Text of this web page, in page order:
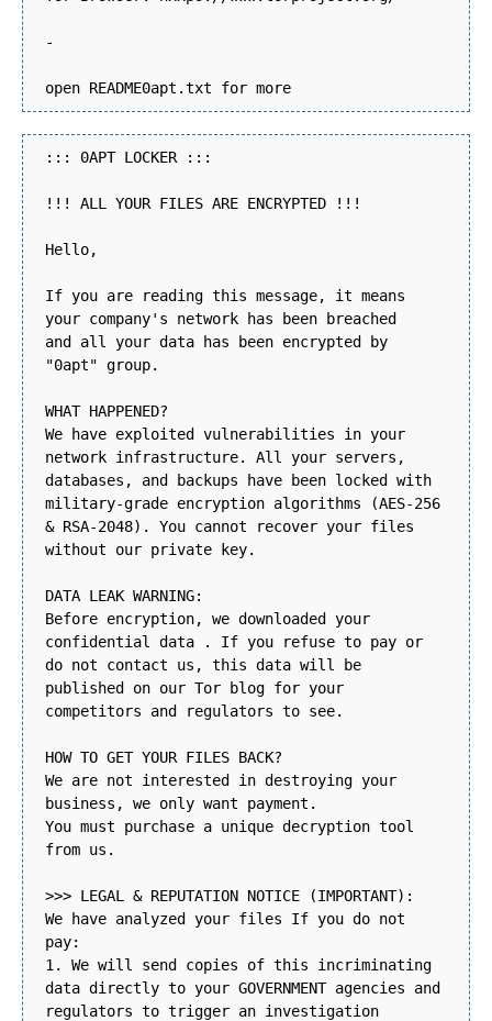
-
open README0apt.txt for more
::: 0APT LOCKER :::
!!! ALL YOUR FILES ARE ENCRYPTED !!!
Hello,
If you are reading this message, it means
your company's network has been breached
and all your data has been encrypted by
"0apt" group.
WHAT HAPPENED?
We have exploited vulnerabilities in your
network infrastructure. All your servers,
databases, and backups have been locked with
military-grade encryption algorithms (AES-256
& RSA-2048). You cannot recover your files
without our private key.
DATA LEAK WARNING:
Before encryption, we downloaded your
confidential data . If you refuse to pay or
do not contact us, this data will be
published on our Tor blog for your
competitors and regulators to see.
HOW TO GET YOUR FILES BACK?
We are not interested in destroying your
business, we only want payment.
You must purchase a unique decryption tool
from us.
>>> LEGAL & REPUTATION NOTICE (IMPORTANT):
We have analyzed your files If you do not
pay:
1. We will send copies of this incriminating
data directly to your GOVERNMENT agencies and
regulators to trigger an investigation